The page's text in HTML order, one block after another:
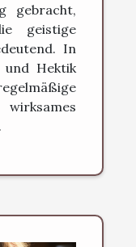
gebracht,
geistige
In
Hektik